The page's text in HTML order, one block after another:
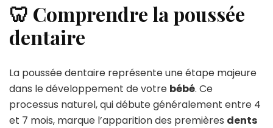
🦷 Comprendre la poussée
dentaire
La poussée dentaire représente une étape majeure
dans le développement de votre bébé. Ce
processus naturel, qui débute généralement entre 4
et 7 mois, marque l’apparition des premières dents